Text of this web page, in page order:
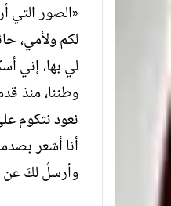
«الصور التي
لكم ولأمي،
لي بها، إني
وطننا، منذ
نعود نتكوم
أنا أشعر
وأرسلُ لكَ عن